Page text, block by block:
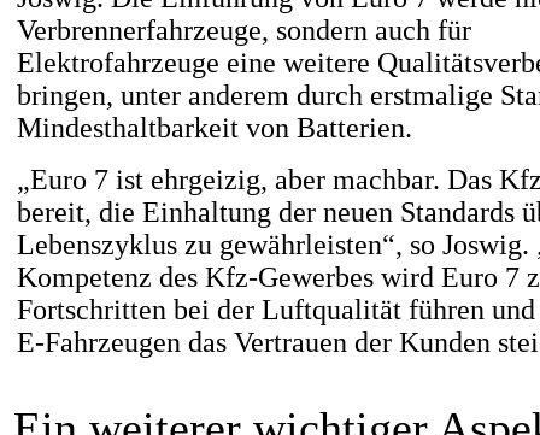
Verbrennerfahrzeuge, sondern auch für
Elektrofahrzeuge eine weitere
bringen, unter anderem durch erstmalige
Mindesthaltbarkeit von Batterien.
„Euro 7 ist ehrgeizig, aber machbar. Das
bereit, die Einhaltung der neuen Standards
Lebenszyklus zu gewährleisten“, so
Kompetenz des Kfz-Gewerbes wird Euro 7
Fortschritten bei der Luftqualität führen und
E-Fahrzeugen das Vertrauen der Kunden